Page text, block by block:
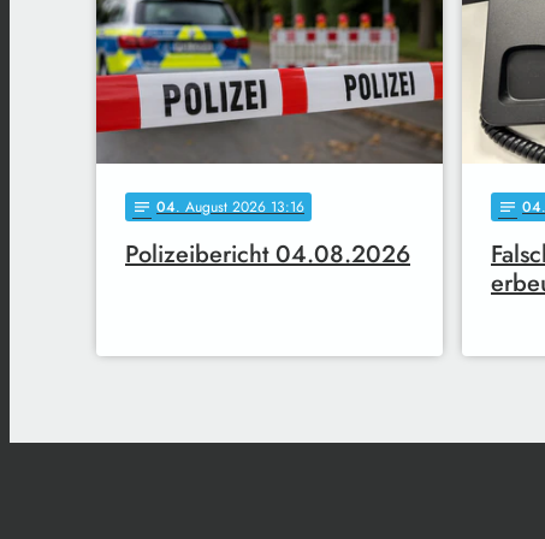
notes 04. August 2026 13:16
Polizeibericht 04.08.2026
notes 04